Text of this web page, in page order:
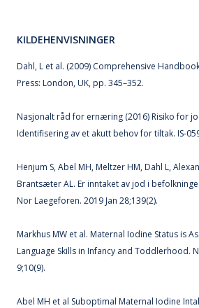
KILDEHENVISNINGER
Dahl, L et al. (2009) Comprehensive
Press: London, UK, pp. 345–352.
Nasjonalt råd for ernæring (2016) Risiko for
Identifisering av et akutt behov for tiltak. IS-
Henjum S, Abel MH, Meltzer HM, Dahl L,
Brantsæter AL. Er inntaket av jod i
Nor Laegeforen. 2019 Jan 28;139(2).
Markhus MW et al. Maternal Iodine Status is
Language Skills in Infancy and Toddlerhood.
9;10(9).
Abel MH et al Suboptimal Maternal Iodine